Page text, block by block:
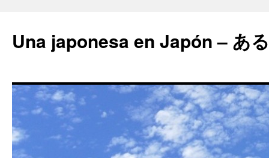
Una japonesa en Japón – あ